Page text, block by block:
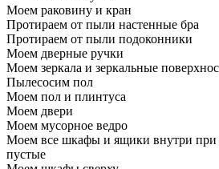
Моем раковину и кран
Протираем от пыли настенные бра
Протираем от пыли подоконники
Моем дверные ручки
Моем зеркала и зеркальные
Пылесосим пол
Моем пол и плинтуса
Моем двери
Моем мусорное ведро
Моем все шкафы и ящики внутри при
пустые